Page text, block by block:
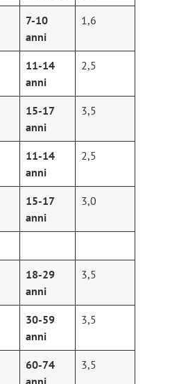
7-10
anni
1,6
11-14
anni
2,5
15-17
anni
3,5
11-14
anni
2,5
15-17
anni
3,0
18-29
anni
3,5
30-59
anni
3,5
60-74
3,5